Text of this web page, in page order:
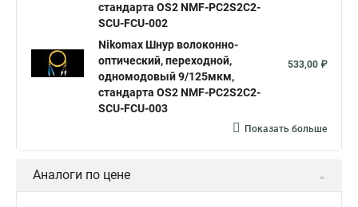
стандарта OS2 NMF-PC2S2C2-
SCU-FCU-002
Nikomax Шнур волоконно-
оптический, переходной,
одномодовый 9/125мкм,
стандарта OS2 NMF-PC2S2C2-
SCU-FCU-003
533,00 ₽
Показать больше
Аналоги по цене